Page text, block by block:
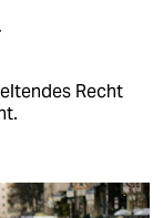
Recht